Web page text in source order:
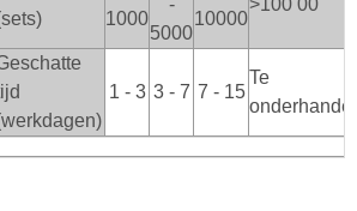
1000
5000
10000
1 - 3 3 - 7 7 - 15
Te